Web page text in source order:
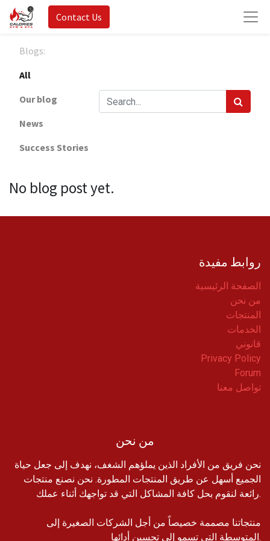
Contact Us
Blogs:
All
Our blog
News
Success Stories
No blog post yet.
روابط مفيدة
الصفحة الرئيسية
من نحن
المنتجات
الخدمات
قانوني
Privacy Policy
Forum
تواصل معنا
من نحن
نحن فريق من الأفراد الذين يملؤهم الشغف، نهدف إلى جعل حياة
الجميع أسهل عن طريق المنتجات المطورة. نحن نصنع منتجات
رائعة لنقوم بحل كافة المشاكل التي قد تواجهك أثناء عملك.
منتجاتنا مصممة خصيصاً من أجل الشركات الصغيرة إلى
المتوسطة التي تسمو إلى تحسين أدائها.